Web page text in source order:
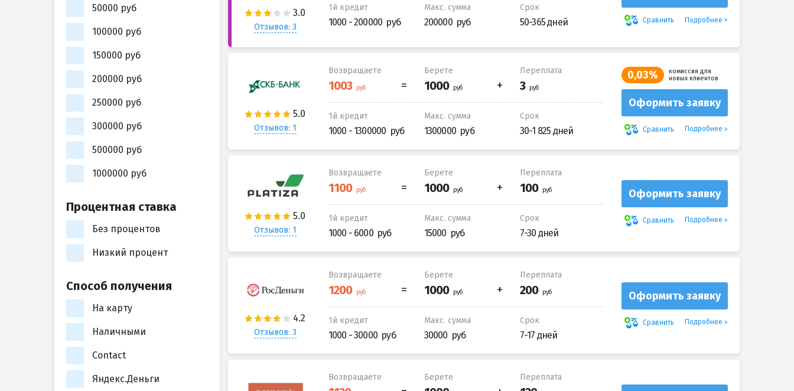
Отзывов: 3
1й кредит
1000 - 200000
Макс. сумма
200000
Срок
50-365 дней Сравнить Подробнее
Отзывов: 1
Возвращаете Берете Переплата
1й кредит
1000 - 1300000
Макс. сумма
1300000
Срок
30-1 825 дней
0,03%
комиссия для
новых клиентов
Оформить заявку
Сравнить Подробнее
Отзывов: 1
Возвращаете Берете Переплата
1й кредит
1000 - 6000
Макс. сумма
15000
Срок
7-30 дней
Оформить заявку
Сравнить Подробнее
Отзывов: 3
Возвращаете Берете Переплата
1й кредит
1000 - 30000
Макс. сумма
30000
Срок
7-17 дней
Оформить заявку
Сравнить Подробнее
Возвращаете Берете Переплата
50000 руб
100000 руб
150000 руб
200000 руб
250000 руб
300000 руб
500000 руб
1000000 руб
Процентная ставка
Без процентов
Низкий процент
Способ получения
На карту
Наличными
Contact
Яндекс.Деньги